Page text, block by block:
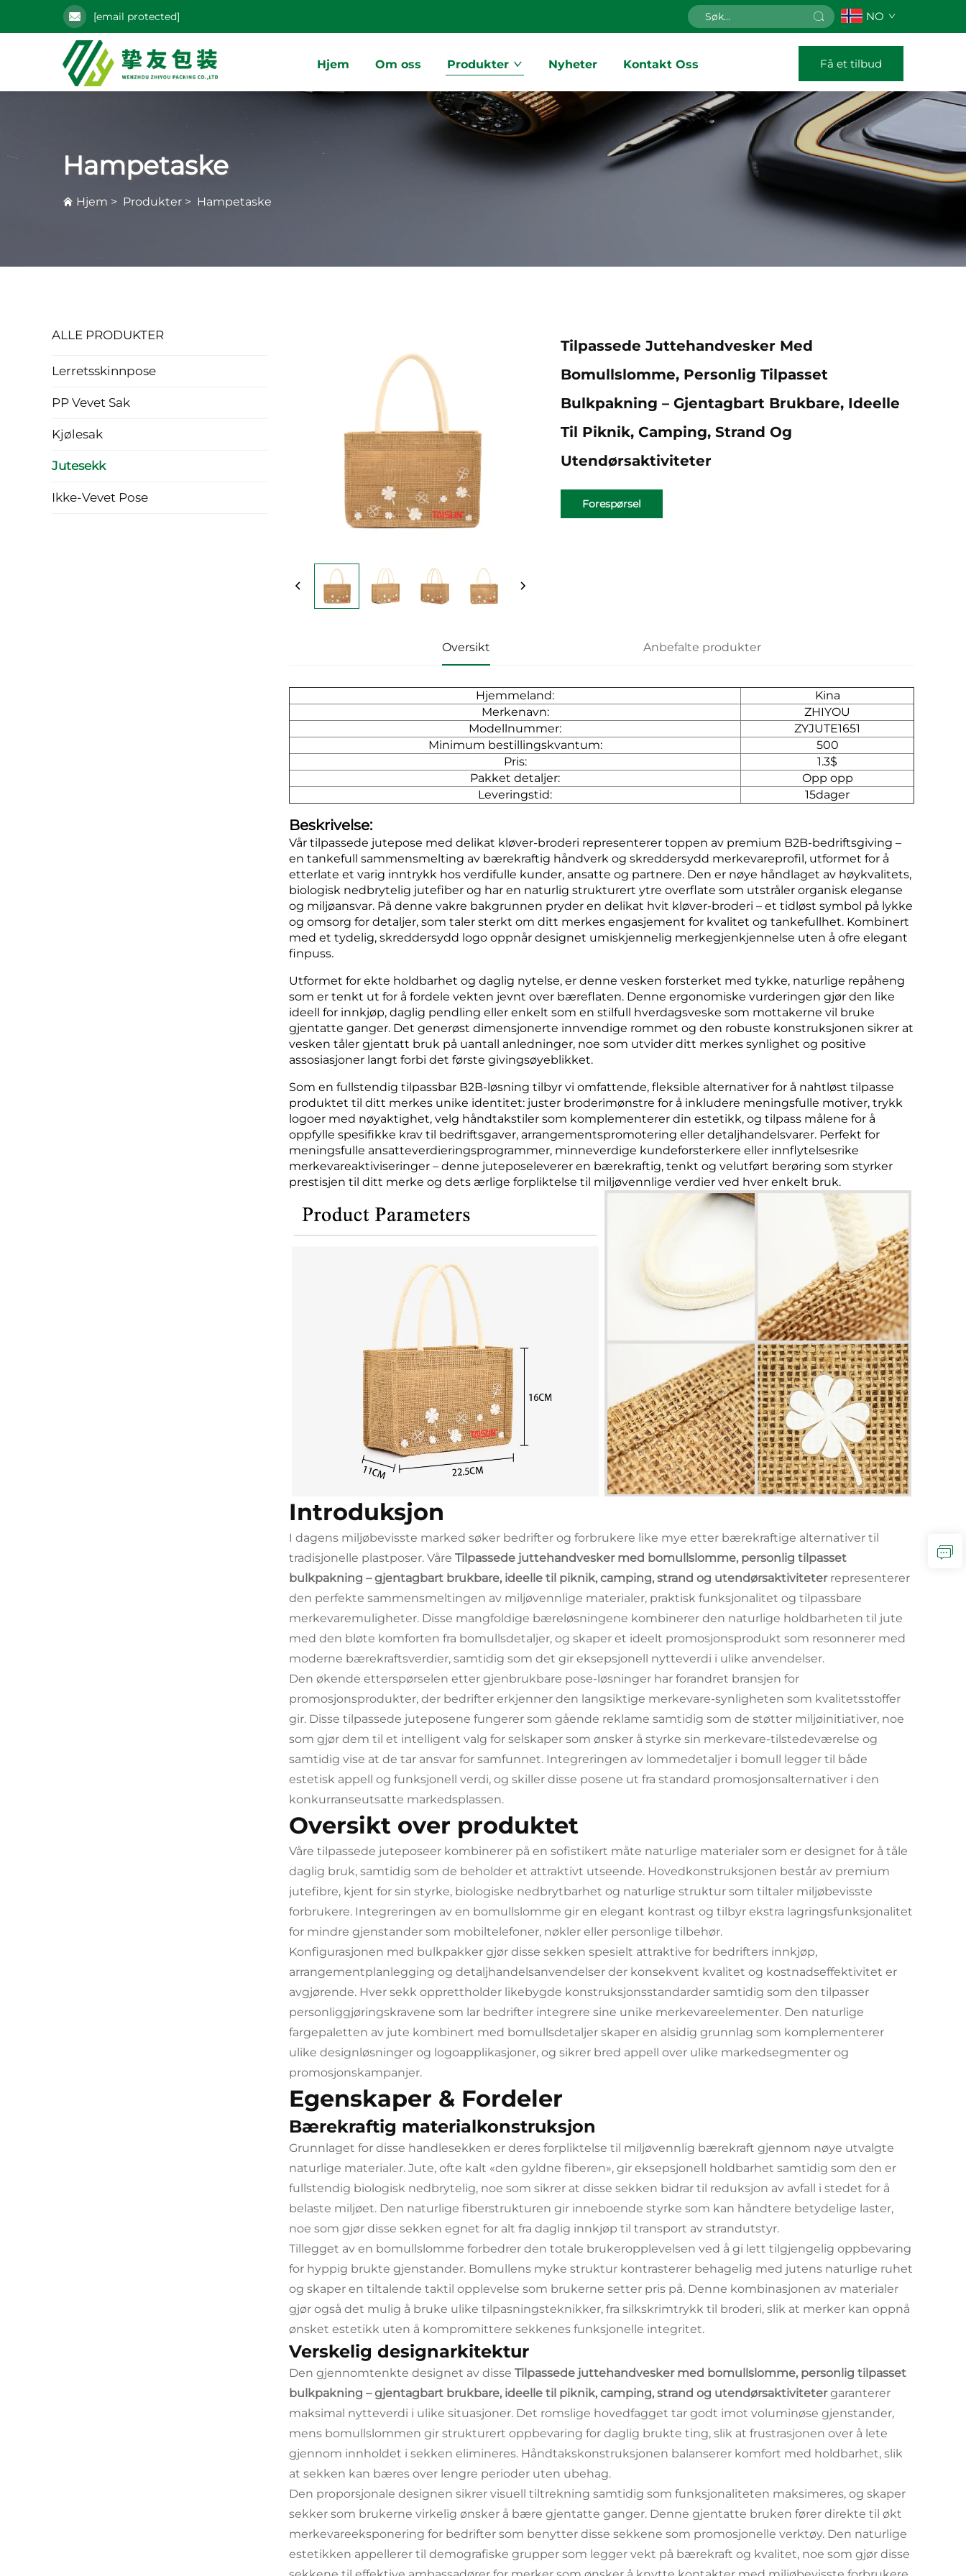
[email protected] NO
Hjem Om oss Produkter Nyheter Kontakt Oss Få et tilbud
Hampetaske
Hjem > Produkter > Hampetaske
ALLE PRODUKTER
Lerretsskinnpose
PP Vevet Sak
Kjølesak
Jutesekk
Ikke-Vevet Pose
Tilpassede Juttehandvesker Med
Bomullslomme, Personlig Tilpasset
Bulkpakning – Gjentagbart Brukbare, Ideelle
Til Piknik, Camping, Strand Og
Utendørsaktiviteter
Forespørsel
Oversikt Anbefalte produkter
Hjemmeland:
Kina
Merkenavn:
ZHIYOU
Modellnummer:
ZYJUTE1651
Minimum bestillingskvantum:
500
Pris:
1.3$
Pakket detaljer:
Opp opp
Leveringstid:
15dager
Beskrivelse:
Vår tilpassede jutepose med delikat kløver-broderi representerer toppen av premium B2B-bedriftsgiving –
en tankefull sammensmelting av bærekraftig håndverk og skreddersydd merkevareprofil, utformet for å
etterlate et varig inntrykk hos verdifulle kunder, ansatte og partnere. Den er nøye håndlaget av høykvalitets,
biologisk nedbrytelig jutefiber og har en naturlig strukturert ytre overflate som utstråler organisk eleganse
og miljøansvar. På denne vakre bakgrunnen pryder en delikat hvit kløver-broderi – et tidløst symbol på lykke
og omsorg for detaljer, som taler sterkt om ditt merkes engasjement for kvalitet og tankefullhet. Kombinert
med et tydelig, skreddersydd logo oppnår designet umiskjennelig merkegjenkjennelse uten å ofre elegant
finpuss.
Utformet for ekte holdbarhet og daglig nytelse, er denne vesken forsterket med tykke, naturlige repåheng
som er tenkt ut for å fordele vekten jevnt over bæreflaten. Denne ergonomiske vurderingen gjør den like
ideell for innkjøp, daglig pendling eller enkelt som en stilfull hverdagsveske som mottakerne vil bruke
gjentatte ganger. Det generøst dimensjonerte innvendige rommet og den robuste konstruksjonen sikrer at
vesken tåler gjentatt bruk på uantall anledninger, noe som utvider ditt merkes synlighet og positive
assosiasjoner langt forbi det første givingsøyeblikket.
Som en fullstendig tilpassbar B2B-løsning tilbyr vi omfattende, fleksible alternativer for å nahtløst tilpasse
produktet til ditt merkes unike identitet: juster broderimønstre for å inkludere meningsfulle motiver, trykk
logoer med nøyaktighet, velg håndtakstiler som komplementerer din estetikk, og tilpass målene for å
oppfylle spesifikke krav til bedriftsgaver, arrangementspromotering eller detaljhandelsvarer. Perfekt for
meningsfulle ansatteverdieringsprogrammer, minneverdige kundeforsterkere eller innflytelsesrike
merkevareaktiviseringer – denne juteposeleverer en bærekraftig, tenkt og velutført berøring som styrker
prestisjen til ditt merke og dets ærlige forpliktelse til miljøvennlige verdier ved hver enkelt bruk.
Introduksjon
I dagens miljøbevisste marked søker bedrifter og forbrukere like mye etter bærekraftige alternativer til
tradisjonelle plastposer. Våre Tilpassede juttehandvesker med bomullslomme, personlig tilpasset
bulkpakning – gjentagbart brukbare, ideelle til piknik, camping, strand og utendørsaktiviteter representerer
den perfekte sammensmeltingen av miljøvennlige materialer, praktisk funksjonalitet og tilpassbare
merkevaremuligheter. Disse mangfoldige bæreløsningene kombinerer den naturlige holdbarheten til jute
med den bløte komforten fra bomullsdetaljer, og skaper et ideelt promosjonsprodukt som resonnerer med
moderne bærekraftsverdier, samtidig som det gir eksepsjonell nytteverdi i ulike anvendelser.
Den økende etterspørselen etter gjenbrukbare pose-løsninger har forandret bransjen for
promosjonsprodukter, der bedrifter erkjenner den langsiktige merkevare-synligheten som kvalitetsstoffer
gir. Disse tilpassede juteposene fungerer som gående reklame samtidig som de støtter miljøinitiativer, noe
som gjør dem til et intelligent valg for selskaper som ønsker å styrke sin merkevare-tilstedeværelse og
samtidig vise at de tar ansvar for samfunnet. Integreringen av lommedetaljer i bomull legger til både
estetisk appell og funksjonell verdi, og skiller disse posene ut fra standard promosjonsalternativer i den
konkurranseutsatte markedsplassen.
Oversikt over produktet
Våre tilpassede juteposeer kombinerer på en sofistikert måte naturlige materialer som er designet for å tåle
daglig bruk, samtidig som de beholder et attraktivt utseende. Hovedkonstruksjonen består av premium
jutefibre, kjent for sin styrke, biologiske nedbrytbarhet og naturlige struktur som tiltaler miljøbevisste
forbrukere. Integreringen av en bomullslomme gir en elegant kontrast og tilbyr ekstra lagringsfunksjonalitet
for mindre gjenstander som mobiltelefoner, nøkler eller personlige tilbehør.
Konfigurasjonen med bulkpakker gjør disse sekken spesielt attraktive for bedrifters innkjøp,
arrangementplanlegging og detaljhandelsanvendelser der konsekvent kvalitet og kostnadseffektivitet er
avgjørende. Hver sekk opprettholder likebygde konstruksjonsstandarder samtidig som den tilpasser
personliggjøringskravene som lar bedrifter integrere sine unike merkevareelementer. Den naturlige
fargepaletten av jute kombinert med bomullsdetaljer skaper en alsidig grunnlag som komplementerer
ulike designløsninger og logoapplikasjoner, og sikrer bred appell over ulike markedsegmenter og
promosjonskampanjer.
Egenskaper & Fordeler
Bærekraftig materialkonstruksjon
Grunnlaget for disse handlesekken er deres forpliktelse til miljøvennlig bærekraft gjennom nøye utvalgte
naturlige materialer. Jute, ofte kalt «den gyldne fiberen», gir eksepsjonell holdbarhet samtidig som den er
fullstendig biologisk nedbrytelig, noe som sikrer at disse sekken bidrar til reduksjon av avfall i stedet for å
belaste miljøet. Den naturlige fiberstrukturen gir inneboende styrke som kan håndtere betydelige laster,
noe som gjør disse sekken egnet for alt fra daglig innkjøp til transport av strandutstyr.
Tillegget av en bomullslomme forbedrer den totale brukeropplevelsen ved å gi lett tilgjengelig oppbevaring
for hyppig brukte gjenstander. Bomullens myke struktur kontrasterer behagelig med jutens naturlige ruhet
og skaper en tiltalende taktil opplevelse som brukerne setter pris på. Denne kombinasjonen av materialer
gjør også det mulig å bruke ulike tilpasningsteknikker, fra silkskrimtrykk til broderi, slik at merker kan oppnå
ønsket estetikk uten å kompromittere sekkenes funksjonelle integritet.
Verskelig designarkitektur
Den gjennomtenkte designet av disse Tilpassede juttehandvesker med bomullslomme, personlig tilpasset
bulkpakning – gjentagbart brukbare, ideelle til piknik, camping, strand og utendørsaktivitetergaranterer
maksimal nytteverdi i ulike situasjoner. Det romslige hovedfagget tar godt imot voluminøse gjenstander,
mens bomullslommen gir strukturert oppbevaring for daglig brukte ting, slik at frustrasjonen over å lete
gjennom innholdet i sekken elimineres. Håndtakskonstruksjonen balanserer komfort med holdbarhet, slik
at sekken kan bæres over lengre perioder uten ubehag.
Den proporsjonale designen sikrer visuell tiltrekning samtidig som funksjonaliteten maksimeres, og skaper
sekker som brukerne virkelig ønsker å bære gjentatte ganger. Denne gjentatte bruken fører direkte til økt
merkevareeksponering for bedrifter som benytter disse sekkene som promosjonelle verktøy. Den naturlige
estetikken appellerer til demografiske grupper som legger vekt på bærekraft og kvalitet, noe som gjør disse